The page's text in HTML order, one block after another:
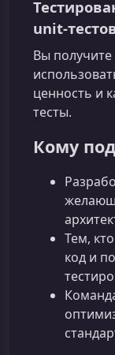
unit-
Вы получите
ценность и
тесты.
Кому
Тем,
код и